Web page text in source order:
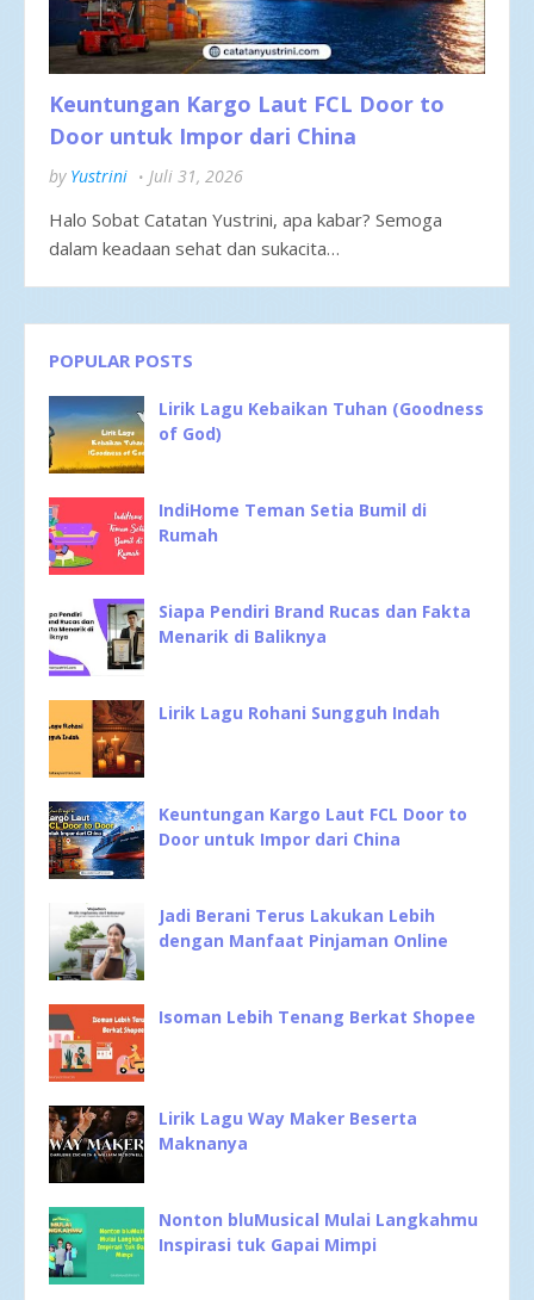
Keuntungan Kargo Laut FCL Door to
Door untuk Impor dari China
by Yustrini Juli 31, 2026
Halo Sobat Catatan Yustrini, apa kabar? Semoga
dalam keadaan sehat dan sukacita…
POPULAR POSTS
Lirik Lagu Kebaikan Tuhan (Goodness
of God)
IndiHome Teman Setia Bumil di
Rumah
Siapa Pendiri Brand Rucas dan Fakta
Menarik di Baliknya
Lirik Lagu Rohani Sungguh Indah
Keuntungan Kargo Laut FCL Door to
Door untuk Impor dari China
Jadi Berani Terus Lakukan Lebih
dengan Manfaat Pinjaman Online
Isoman Lebih Tenang Berkat Shopee
Lirik Lagu Way Maker Beserta
Maknanya
Nonton bluMusical Mulai Langkahmu
Inspirasi tuk Gapai Mimpi